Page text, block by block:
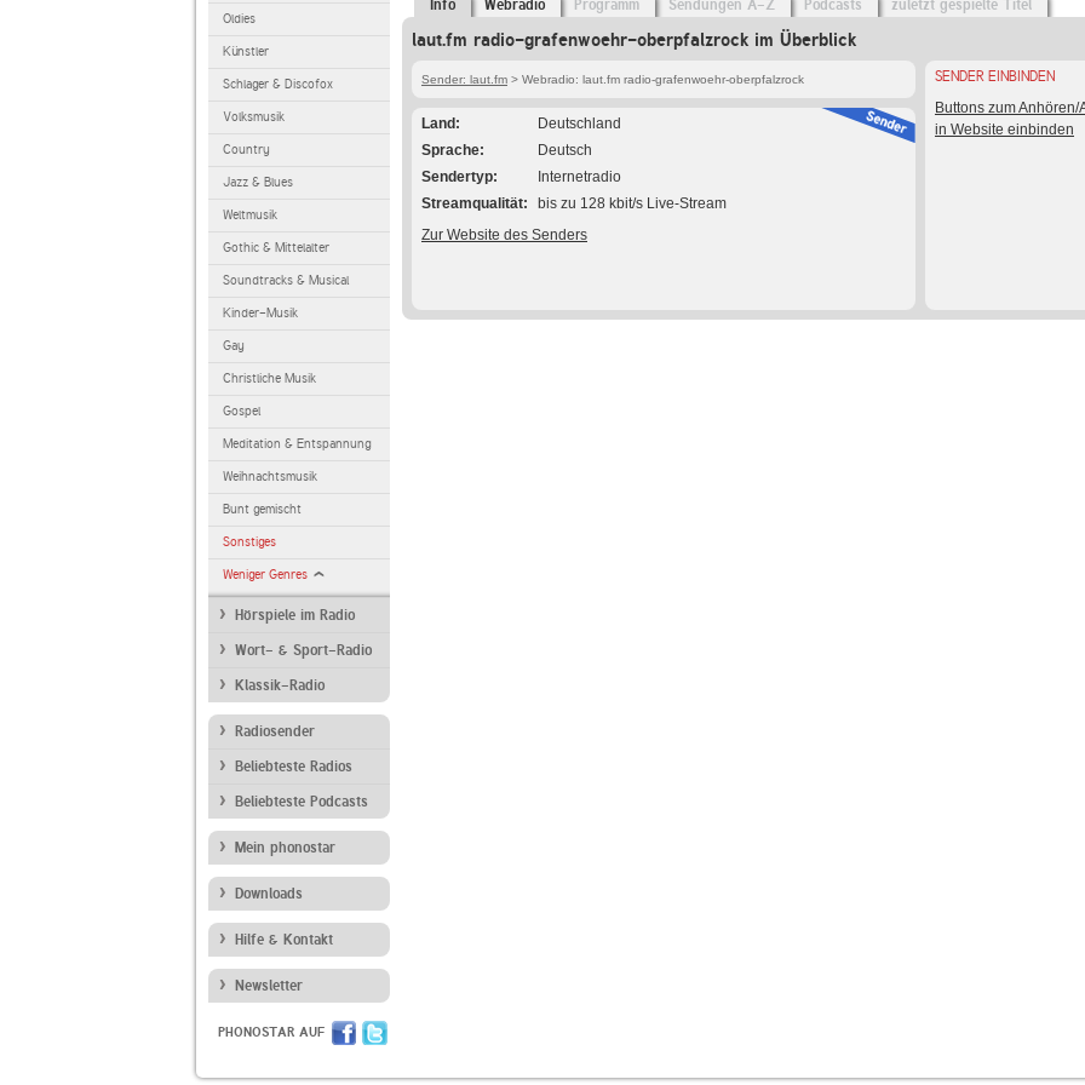
Oldies
Künstler
Schlager & Discofox
Volksmusik
Country
Jazz & Blues
Weltmusik
Gothic & Mittelalter
Soundtracks & Musical
Kinder-Musik
Gay
Christliche Musik
Gospel
Meditation & Entspannung
Weihnachtsmusik
Bunt gemischt
Sonstiges
Weniger Genres
Hörspiele im Radio
Wort- & Sport-Radio
Klassik-Radio
Radiosender
Beliebteste Radios
Beliebteste Podcasts
Mein phonostar
Downloads
Hilfe & Kontakt
Newsletter
PHONOSTAR AUF
Info Webradio Programm Sendungen A-Z Podcasts zuletzt gespielte Titel
laut.fm radio-grafenwoehr-oberpfalzrock im Überblick
Sender: laut.fm > Webradio: laut.fm radio-grafenwoehr-oberpfalzrock
Land
Deutschland
Sprache
Deutsch
Sendertyp
Internetradio
Streamqualität
bis zu 128 kbit/s Live-Stream
Zur Website des Senders
SENDER EINBINDEN
Buttons zum Anhören/
in Website einbinden